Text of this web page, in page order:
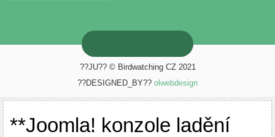
??JU?? © Birdwatching CZ 2021
??DESIGNED_BY?? olwebdesign
**Joomla! konzole ladění